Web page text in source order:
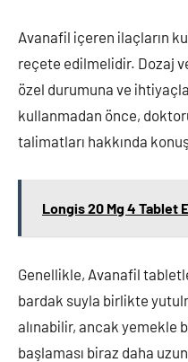
Avanafil içeren ilaçların
reçete edilmelidir. Dozaj
özel durumuna ve
kullanmadan önce,
talimatları hakkında
Longis 20 Mg 4 Tablet
Genellikle, Avanafil
bardak suyla birlikte
alınabilir, ancak yemekle
başlaması biraz daha